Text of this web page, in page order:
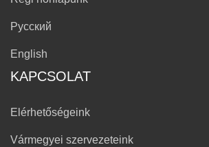
Русский
English
KAPCSOLAT
Elérhetőségeink
Vármegyei szervezeteink